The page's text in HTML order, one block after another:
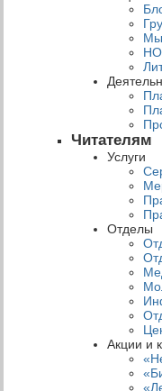
Мы
Читателям
Услуги
Отделы
Акции и